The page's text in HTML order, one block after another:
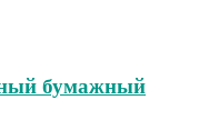
бумажный